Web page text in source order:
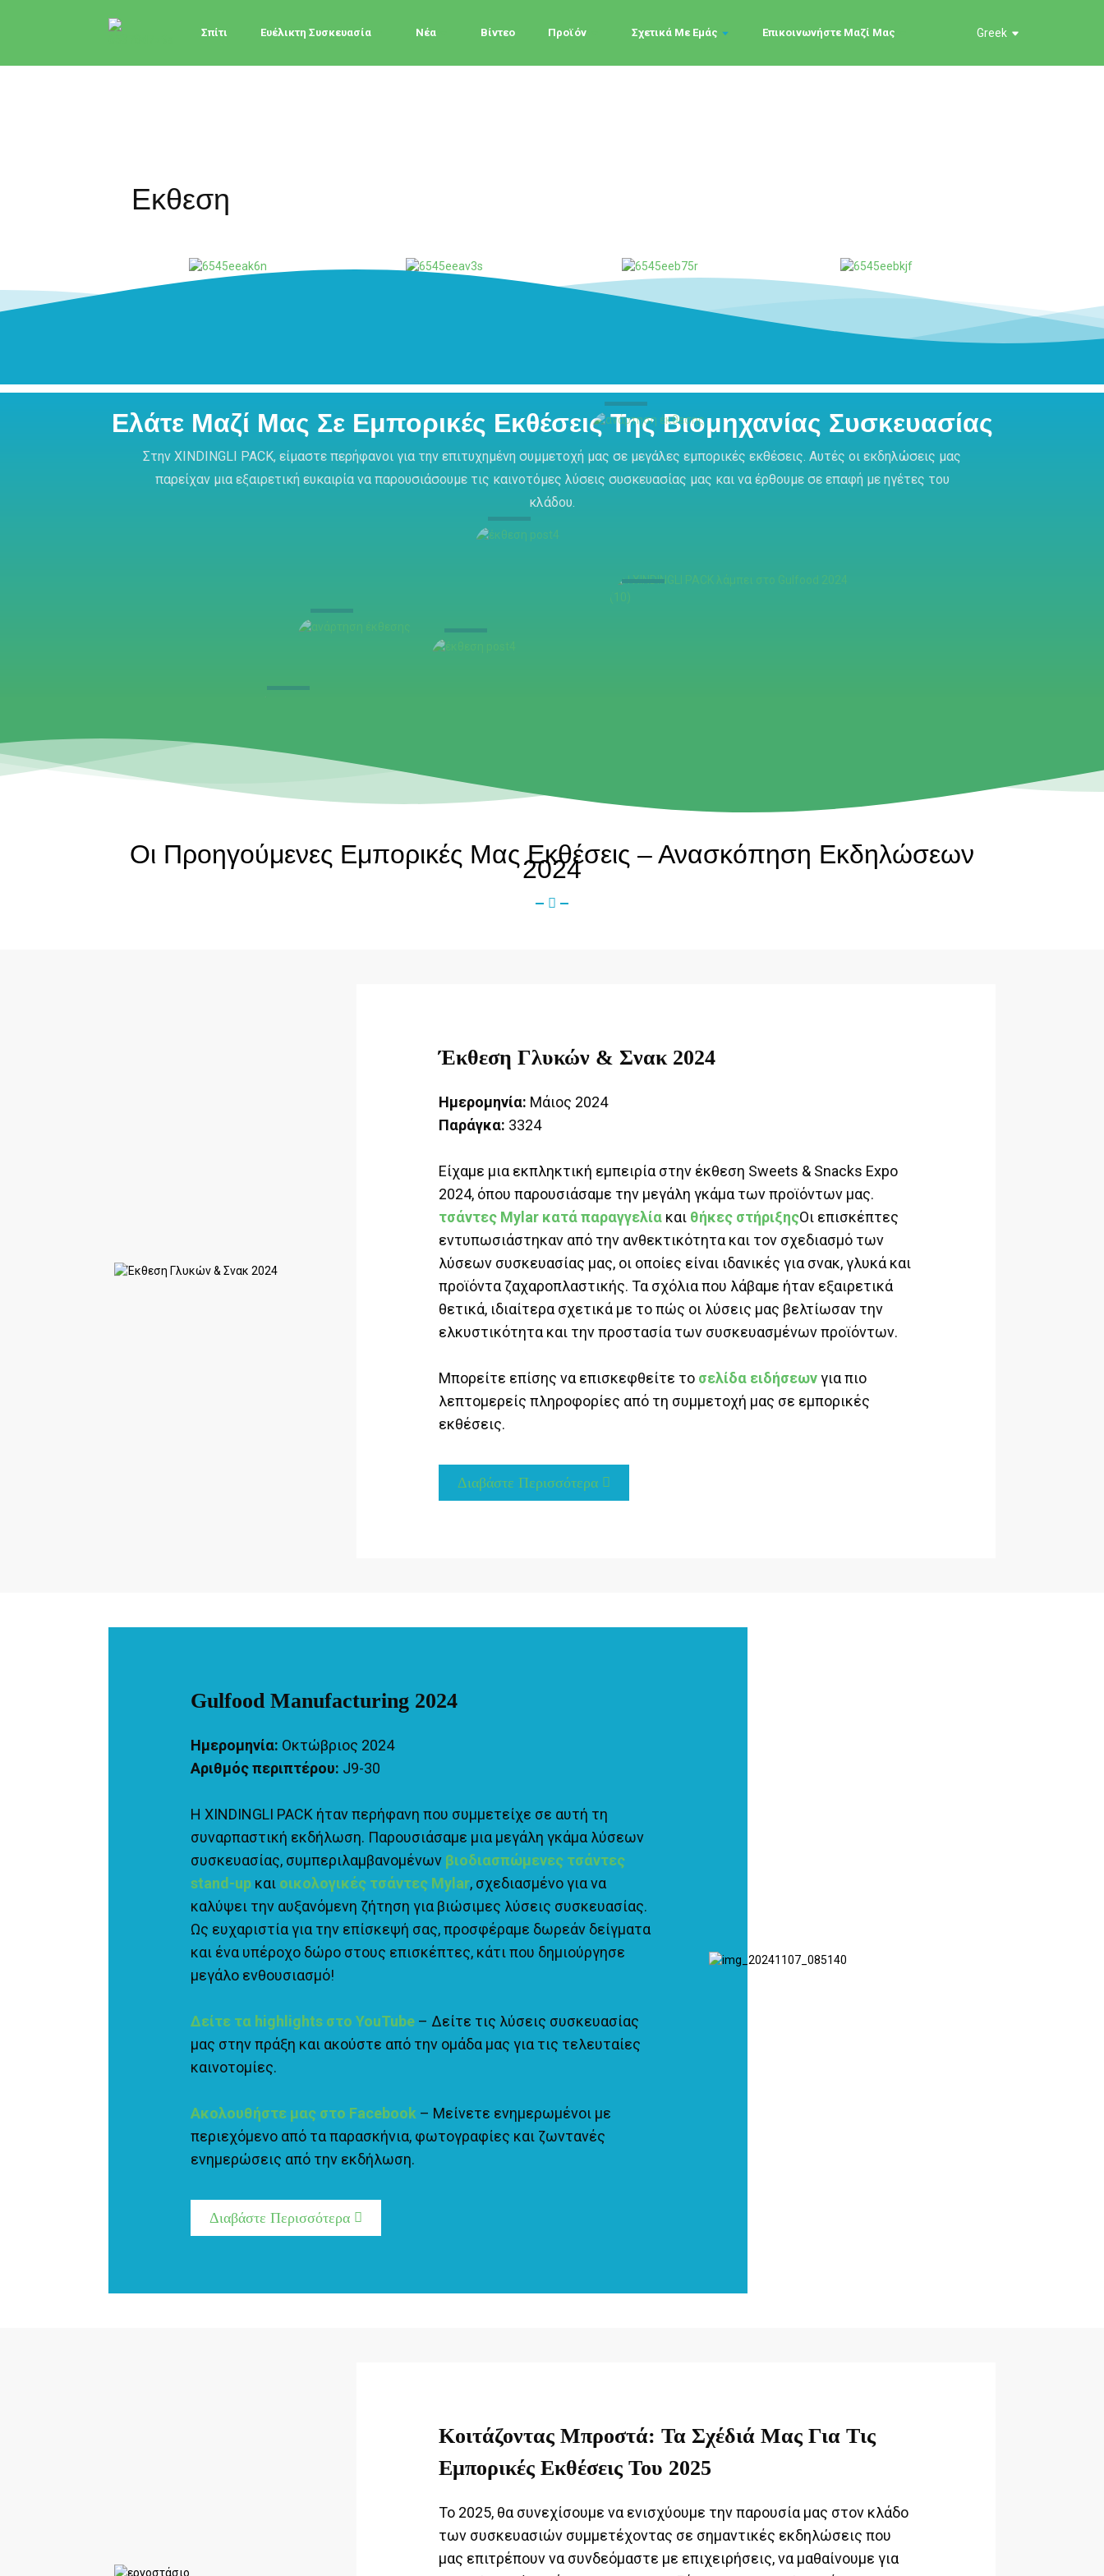
Σπίτι Ευέλικτη Συσκευασία Νέα Βίντεο Προϊόν Σχετικά Με Εμάς Επικοινωνήστε Μαζί Μας Greek
Εκθεση
Ελάτε Μαζί Μας Σε Εμπορικές Εκθέσεις Της Βιομηχανίας Συσκευασίας
Στην XINDINGLI PACK, είμαστε περήφανοι για την επιτυχημένη συμμετοχή μας σε μεγάλες εμπορικές εκθέσεις. Αυτές οι εκδηλώσεις μας
παρείχαν μια εξαιρετική ευκαιρία να παρουσιάσουμε τις καινοτόμες λύσεις συσκευασίας μας και να έρθουμε σε επαφή με ηγέτες του
κλάδου.
Οι Προηγούμενες Εμπορικές Μας Εκθέσεις – Ανασκόπηση Εκδηλώσεων
2024
Έκθεση Γλυκών & Σνακ 2024
Ημερομηνία: Μάιος 2024
Παράγκα: 3324
Είχαμε μια εκπληκτική εμπειρία στην έκθεση Sweets & Snacks Expo
2024, όπου παρουσιάσαμε την μεγάλη γκάμα των προϊόντων μας.
τσάντες Mylar κατά παραγγελία και θήκες στήριξηςΟι επισκέπτες
εντυπωσιάστηκαν από την ανθεκτικότητα και τον σχεδιασμό των
λύσεων συσκευασίας μας, οι οποίες είναι ιδανικές για σνακ, γλυκά και
προϊόντα ζαχαροπλαστικής. Τα σχόλια που λάβαμε ήταν εξαιρετικά
θετικά, ιδιαίτερα σχετικά με το πώς οι λύσεις μας βελτίωσαν την
ελκυστικότητα και την προστασία των συσκευασμένων προϊόντων.
Μπορείτε επίσης να επισκεφθείτε το σελίδα ειδήσεωνγια πιο
λεπτομερείς πληροφορίες από τη συμμετοχή μας σε εμπορικές
εκθέσεις.
Διαβάστε Περισσότερα
Gulfood Manufacturing 2024
Ημερομηνία: Οκτώβριος 2024
Αριθμός περιπτέρου: J9-30
Η XINDINGLI PACK ήταν περήφανη που συμμετείχε σε αυτή τη
συναρπαστική εκδήλωση. Παρουσιάσαμε μια μεγάλη γκάμα λύσεων
συσκευασίας, συμπεριλαμβανομένων βιοδιασπώμενες τσάντες
stand-up και οικολογικές τσάντες Mylar, σχεδιασμένο για να
καλύψει την αυξανόμενη ζήτηση για βιώσιμες λύσεις συσκευασίας.
Ως ευχαριστία για την επίσκεψή σας, προσφέραμε δωρεάν δείγματα
και ένα υπέροχο δώρο στους επισκέπτες, κάτι που δημιούργησε
μεγάλο ενθουσιασμό!
Δείτε τα highlights στο YouTube – Δείτε τις λύσεις συσκευασίας
μας στην πράξη και ακούστε από την ομάδα μας για τις τελευταίες
καινοτομίες.
Ακολουθήστε μας στο Facebook – Μείνετε ενημερωμένοι με
περιεχόμενο από τα παρασκήνια, φωτογραφίες και ζωντανές
ενημερώσεις από την εκδήλωση.
Διαβάστε Περισσότερα
Κοιτάζοντας Μπροστά: Τα Σχέδιά Μας Για Τις
Εμπορικές Εκθέσεις Του 2025
Το 2025, θα συνεχίσουμε να ενισχύουμε την παρουσία μας στον κλάδο
των συσκευασιών συμμετέχοντας σε σημαντικές εκδηλώσεις που
μας επιτρέπουν να συνδεόμαστε με επιχειρήσεις, να μαθαίνουμε για